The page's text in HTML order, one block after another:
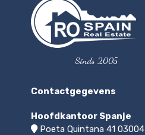
Sinds 2005
Contactgegevens
Hoofdkantoor Spanje
Poeta Quintana 41 03004